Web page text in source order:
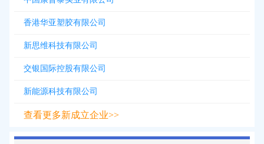
香港华亚塑胶有限公司
新思维科技有限公司
交银国际控股有限公司
新能源科技有限公司
查看更多新成立企业>>